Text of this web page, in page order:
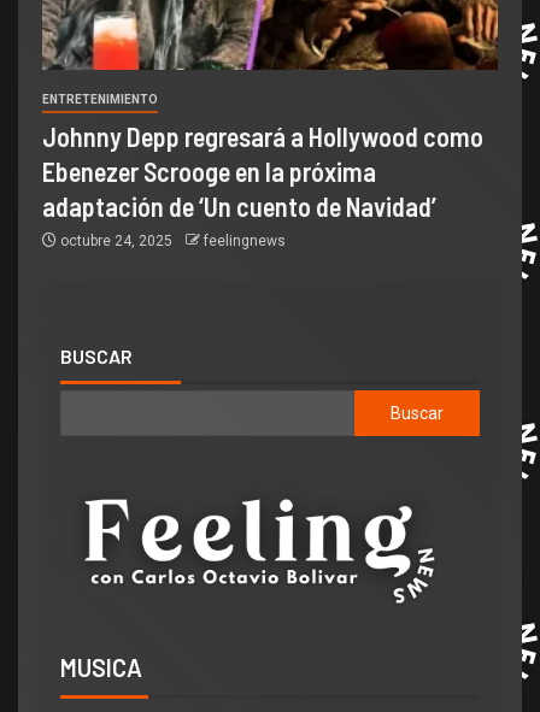
ENTRETENIMIENTO
Johnny Depp regresará a Hollywood como
Ebenezer Scrooge en la próxima
adaptación de ‘Un cuento de Navidad’
octubre 24, 2025 feelingnews
BUSCAR
Buscar
MUSICA